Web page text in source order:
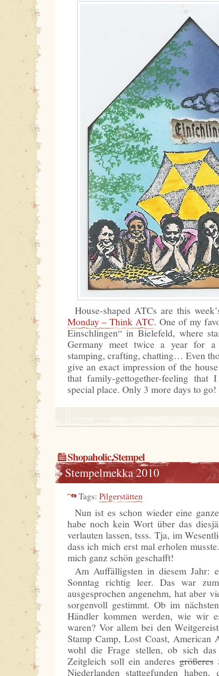
House-shaped ATCs are this
Monday – Think ATC. One of my
Einschlingen“ in Bielefeld, where
Germany meet twice a year for
stamping, crafting, chatting… Even
give an exact impression of the
that family-gettogether-feeling that
special place. Only 3 more days to go!
Shopaholic,Stempel
Stempelmekka 2010
Tags: Pilgerstätten
Nun ist es schon wieder eine
habe noch kein Wort über das
verlauten lassen, tsss. Tja, im
dass ich mich erst mal erholen
mich ganz schön geschafft!
Am Auffälligsten in diesem Jahr:
Sonntag richtig leer. Das war
ausgesprochen angenehm, hat aber
sorgenvoll gestimmt. Ob im
Händler kommen werden, wie wir
waren? Vor allem bei den
Stamp Camp, Lost Coast, American
wohl die Frage stellen, ob sich
Zeitgleich soll ein anderesgrößeres
Niederlanden stattgefunden